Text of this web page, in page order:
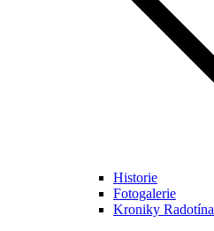
Historie
Fotogalerie
Kroniky Radotína